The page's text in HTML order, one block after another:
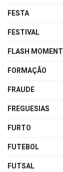
FESTA
FESTIVAL
FLASH MOMENT
FORMAÇÃO
FRAUDE
FREGUESIAS
FURTO
FUTEBOL
FUTSAL